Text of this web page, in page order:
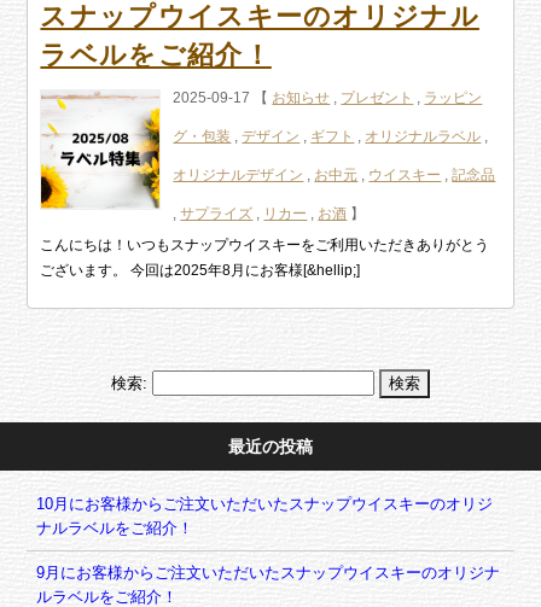
スナップウイスキーのオリジナル
ラベルをご紹介！
2025-09-17 【 お知らせ , プレゼント , ラッピン
グ・包装 ,デザイン , ギフト , オリジナルラベル ,
オリジナルデザイン , お中元 , ウイスキー ,記念品
,サプライズ , リカー , お酒 】
こんにちは！いつもスナップウイスキーをご利用いただきありがとう
ございます。 今回は2025年8月にお客様[&hellip;]
検索:
最近の投稿
10月にお客様からご注文いただいたスナップウイスキーのオリジ
ナルラベルをご紹介！
9月にお客様からご注文いただいたスナップウイスキーのオリジナ
ルラベルをご紹介！